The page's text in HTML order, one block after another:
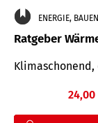
ENERGIE,
Ratgeber
24,00